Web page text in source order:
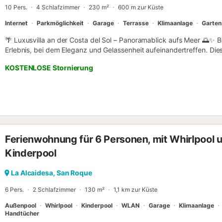
Autominuten entfernt. Es gibt M...
10 Pers. 4 Schlafzimmer 230 m² 600 m zur Küste
Internet Parkmöglichkeit Garage Terrasse Klimaanlage Garten
🌴 Luxusvilla an der Costa del Sol – Panoramablick aufs Meer 🌅✨
Erlebnis, bei dem Eleganz und Gelassenheit aufeinandertreffen.
afrikanischen Küsten. In einer ruhigen und sicheren Wohngegend
absoluten Komfort. ✨ Highlights dieser außergewöhnlichen Villa:
elegante Schlafzimmer und 3 moderne Bäder mit raffiniertem
idyllische Kulisse zum Entspannen und Genießen der
Küche: ideal, um angenehme Momente in einem lichtdurchfluteten
Ausstattung: Geschirrspüler, Waschmaschine, Mikrowelle,
Bügeleisen... 📍 Bevorzugte Lage und Umgebung: Marbella: nur
Hauptstadt des Glamours mit seinem berühmten Puerto Banús,
lebhaften Nachtleben. Estepona: 20 km (15-20 Min.) entfernt,
blumengeschmücktes historisches Zentrum un...
KOSTENLOSE Stornierung
Ferienwohnung für 6 Personen, mit Whirlpool
Kinderpool
La Alcaidesa, San Roque
6 Pers. 2 Schlafzimmer 130 m² 1,1 km zur Küste
Außenpool Whirlpool Kinderpool WLAN Garage Klimaanlage
Handtücher